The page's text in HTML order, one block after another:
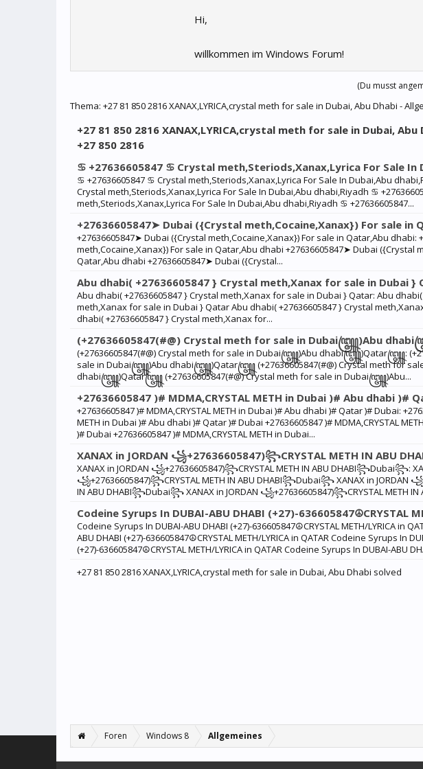
Hi,
willkommen im Windows Forum!
(Du musst
Thema: +27 81 850 2816 XANAX,LYRICA,crystal meth for sale in Dubai, Abu Dhabi -
+27 81 850 2816 XANAX,LYRICA,crystal meth for sale in Dubai,
+27 850 2816
♋︎ +27636605847 ♋︎ Crystal meth,Steriods,Xanax,Lyrica For Sale In
♋︎ +27636605847 ♋︎ Crystal meth,Steriods,Xanax,Lyrica For Sale In Dubai,Abu
Crystal meth,Steriods,Xanax,Lyrica For Sale In Dubai,Abu dhabi,Riyadh ♋︎
meth,Steriods,Xanax,Lyrica For Sale In Dubai,Abu dhabi,Riyadh ♋︎ +27636605847...
+27636605847➤ Dubai ({Crystal meth,Cocaine,Xanax}) For sale in
+27636605847➤ Dubai ({Crystal meth,Cocaine,Xanax}) For sale in Qatar,Abu dhabi:
meth,Cocaine,Xanax}) For sale in Qatar,Abu dhabi +27636605847➤ Dubai ({Crystal
Qatar,Abu dhabi +27636605847➤ Dubai ({Crystal...
Abu dhabi( +27636605847 } Crystal meth,Xanax for sale in Dubai }
Abu dhabi( +27636605847 } Crystal meth,Xanax for sale in Dubai } Qatar: Abu dhabi(
meth,Xanax for sale in Dubai } Qatar Abu dhabi( +27636605847 } Crystal
dhabi( +27636605847 } Crystal meth,Xanax for...
(+27636605847(#@) Crystal meth for sale in Dubai꧅)Abu
(+27636605847(#@) Crystal meth for sale in Dubai꧅)Abu dhabi꧅)Qatar꧅:
sale in Dubai꧅)Abu dhabi꧅)Qatar꧅ (+27636605847(#@) Crystal meth for
dhabi꧅)Qatar꧅ (+27636605847(#@) Crystal meth for sale in Dubai꧅)Abu...
+27636605847 )# MDMA,CRYSTAL METH in Dubai )# Abu dhabi )#
+27636605847 )# MDMA,CRYSTAL METH in Dubai )# Abu dhabi )# Qatar )# Dubai:
METH in Dubai )# Abu dhabi )# Qatar )# Dubai +27636605847 )# MDMA,CRYSTAL
)# Dubai +27636605847 )# MDMA,CRYSTAL METH in Dubai...
XANAX in JORDAN ꧁+27636605847)꧂CRYSTAL METH IN ABU
XANAX in JORDAN ꧁+27636605847)꧂CRYSTAL METH IN ABU DHABI꧂Dubai꧂:
꧁+27636605847)꧂CRYSTAL METH IN ABU DHABI꧂Dubai꧂ XANAX in JORDAN
IN ABU DHABI꧂Dubai꧂ XANAX in JORDAN ꧁+27636605847)꧂CRYSTAL METH
Codeine Syrups In DUBAI-ABU DHABI (+27)-636605847☮CRYSTAL
Codeine Syrups In DUBAI-ABU DHABI (+27)-636605847☮CRYSTAL METH/LYRICA in
ABU DHABI (+27)-636605847☮CRYSTAL METH/LYRICA in QATAR Codeine Syrups In
(+27)-636605847☮CRYSTAL METH/LYRICA in QATAR Codeine Syrups In DUBAI-ABU
+27 81 850 2816 XANAX,LYRICA,crystal meth for sale in Dubai, Abu Dhabi solved
Foren Windows 8 Allgemeines